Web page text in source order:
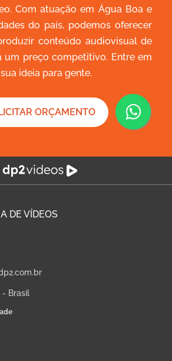
Com atuação em Água Boa e
do país, podemos oferecer
conteúdo audiovisual de
um preço competitivo. Entre em
ideia para gente.
ORÇAMENTO
DE VÍDEOS
- Brasil